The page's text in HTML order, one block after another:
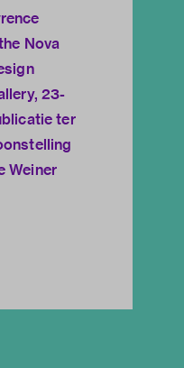
Nova
23-
ter
Weiner